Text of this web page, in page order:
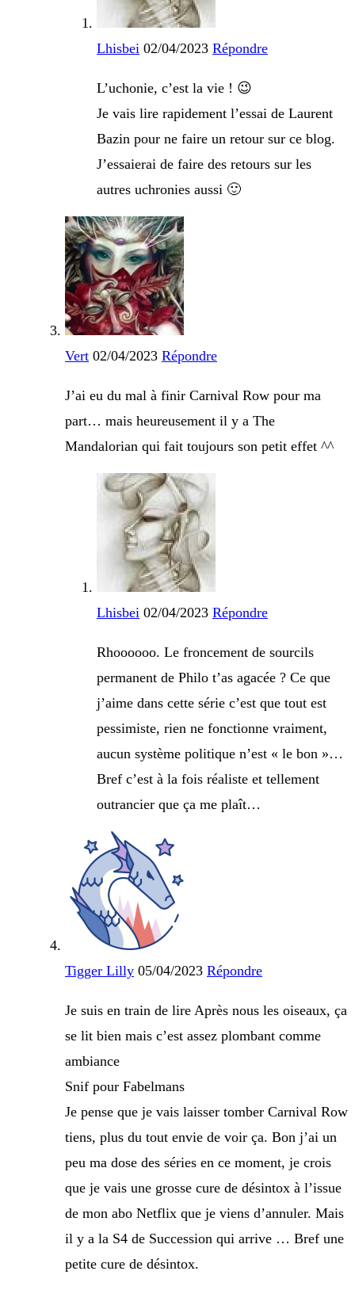
Lhisbei 02/04/2023 Répondre
L’uchonie, c’est la vie ! 😉
Je vais lire rapidement l’essai de Laurent
Bazin pour ne faire un retour sur ce blog.
J’essaierai de faire des retours sur les
autres uchronies aussi 🙂
Vert 02/04/2023 Répondre
J’ai eu du mal à finir Carnival Row pour ma
part… mais heureusement il y a The
Mandalorian qui fait toujours son petit effet ^^
Lhisbei 02/04/2023 Répondre
Rhoooooo. Le froncement de sourcils
permanent de Philo t’as agacée ? Ce que
j’aime dans cette série c’est que tout est
pessimiste, rien ne fonctionne vraiment,
aucun système politique n’est « le bon »…
Bref c’est à la fois réaliste et tellement
outrancier que ça me plaît…
Tigger Lilly 05/04/2023 Répondre
Je suis en train de lire Après nous les oiseaux, ça
se lit bien mais c’est assez plombant comme
ambiance
Snif pour Fabelmans
Je pense que je vais laisser tomber Carnival Row
tiens, plus du tout envie de voir ça. Bon j’ai un
peu ma dose des séries en ce moment, je crois
que je vais une grosse cure de désintox à l’issue
de mon abo Netflix que je viens d’annuler. Mais
il y a la S4 de Succession qui arrive … Bref une
petite cure de désintox.